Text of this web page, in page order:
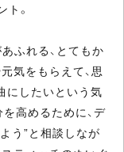
。
ふれる、とてもか
気をもらえて、思
にしたいという気
高めるために、デ
う”と相談しなが